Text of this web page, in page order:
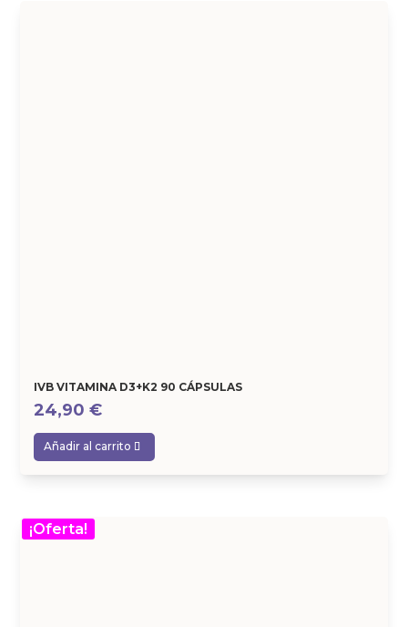
IVB VITAMINA D3+K2 90 CÁPSULAS
24,90€
Añadir al carrito
¡Oferta!